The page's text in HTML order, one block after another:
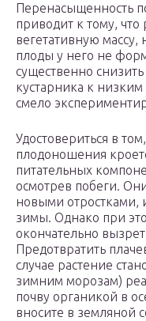
Перенасыщенность
приводит к тому,
вегетативную массу,
плоды у него не
существенно
кустарника к
смело
Удостовериться в
плодоношения
питательных
осмотрев побеги.
новыми отростками,
зимы. Однако при
окончательно
Предотвратить
случае растение
зимним морозам)
почву органикой в
вносите в земляной